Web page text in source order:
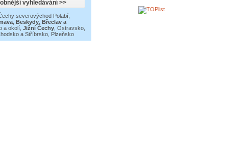
severovýchod Polabí,
, Beskydy, Břeclav a
a okolí, Jižní Čechy, Ostravsko,
a Stříbrsko, Plzeňsko